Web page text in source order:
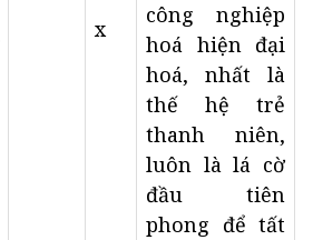
x
công nghiệp
hoá hiện đại
hoá, nhất là
thế hệ trẻ
thanh niên,
luôn là lá cờ
đầu tiên
phong để tất